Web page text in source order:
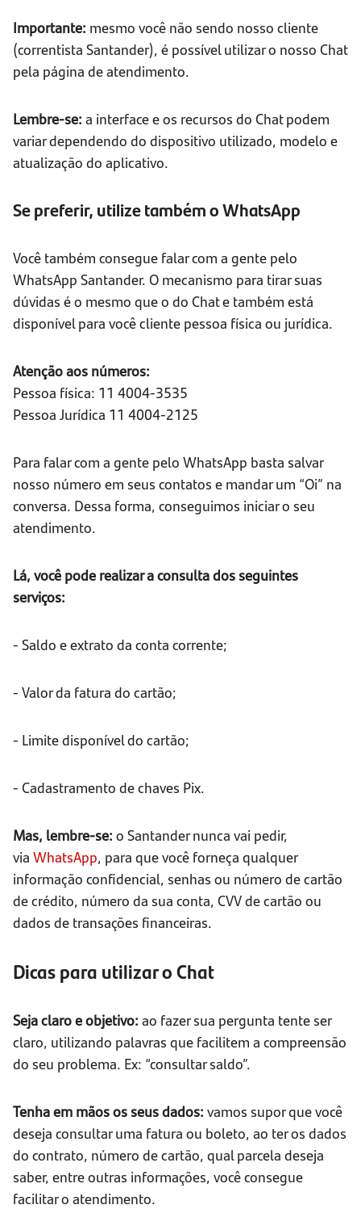
Importante: mesmo você não sendo nosso cliente
(correntista Santander), é possível utilizar o nosso Chat
pela página de atendimento.
Lembre-se: a interface e os recursos do Chat podem
variar dependendo do dispositivo utilizado, modelo e
atualização do aplicativo.
Se preferir, utilize também o WhatsApp
Você também consegue falar com a gente pelo
WhatsApp Santander. O mecanismo para tirar suas
dúvidas é o mesmo que o do Chat e também está
disponível para você cliente pessoa física ou jurídica.
Atenção aos números:
Pessoa física: 11 4004-3535
Pessoa Jurídica 11 4004-2125
Para falar com a gente pelo WhatsApp basta salvar
nosso número em seus contatos e mandar um “Oi” na
conversa. Dessa forma, conseguimos iniciar o seu
atendimento.
Lá, você pode realizar a consulta dos seguintes
serviços:
- Saldo e extrato da conta corrente;
- Valor da fatura do cartão;
- Limite disponível do cartão;
- Cadastramento de chaves Pix.
Mas, lembre-se: o Santander nunca vai pedir,
via WhatsApp, para que você forneça qualquer
informação confidencial, senhas ou número de cartão
de crédito, número da sua conta, CVV de cartão ou
dados de transações financeiras.
Dicas para utilizar o Chat
Seja claro e objetivo: ao fazer sua pergunta tente ser
claro, utilizando palavras que facilitem a compreensão
do seu problema. Ex: “consultar saldo”.
Tenha em mãos os seus dados: vamos supor que você
deseja consultar uma fatura ou boleto, ao ter os dados
do contrato, número de cartão, qual parcela deseja
saber, entre outras informações, você consegue
facilitar o atendimento.